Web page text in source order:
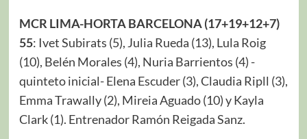
MCR LIMA-HORTA BARCELONA(17+19+12+7)
55: Ivet Subirats (5), Julia Rueda (13), Lula Roig
(10), Belén Morales (4), Nuria Barrientos (4) -
quinteto inicial- Elena Escuder (3), Claudia Ripll (3),
Emma Trawally (2), Mireia Aguado (10) y Kayla
Clark (1). Entrenador Ramón Reigada Sanz.